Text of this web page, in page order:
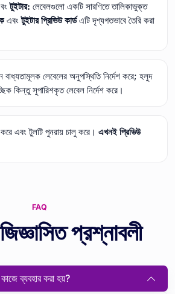
টুইটার: লেবেলগুলো একটি সারণিতে তালিকাভুক্ত
এবংটুইটার প্রিভিউ কার্ডএটি দৃশ্যগতভাবে তৈরি করা
বাধ্যতামূলক লেবেলের অনুপস্থিতি নির্দেশ করে; হলুদ
কিন্তু সুপারিশকৃত লেবেল নির্দেশ করে।
এবং টুলটি পুনরায় চালু করে। এখনই প্রিভিউ
FAQ
প্রশ্নাবলী
ব্যবহার করা হয়?